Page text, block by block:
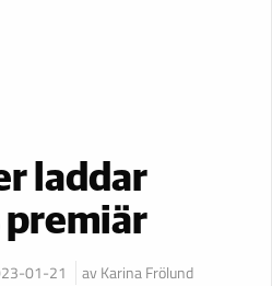
laddar
01-21 av Karina Frölund